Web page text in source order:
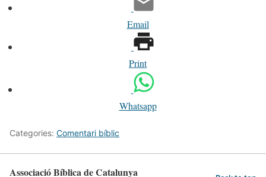
Email
Print
Whatsapp
Categories: Comentari bíblic
Associació Bíblica de Catalunya